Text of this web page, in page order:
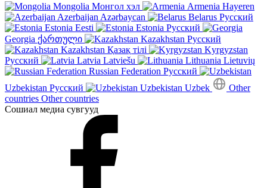
Mongolia Монгол хэл Armenia Hayeren
Azerbaijan Azərbaycan Belarus Русский
Estonia Eesti Estonia Русский
Georgia ქართული Kazakhstan Русский
Kazakhstan Қазақ тілі
Kyrgyzstan
Русский
Latvia Latviešu Lithuania Lietuvių
Russian Federation Русский
Uzbekistan Русский Uzbekistan Uzbek
Other
countries Other countries
Сошиал медиа сувгууд